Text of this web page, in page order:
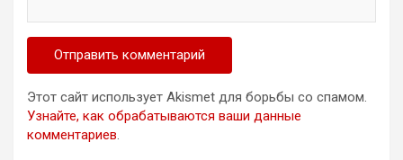
Этот сайт использует Akismet для борьбы со спамом.
Узнайте, как обрабатываются ваши данные
комментариев.